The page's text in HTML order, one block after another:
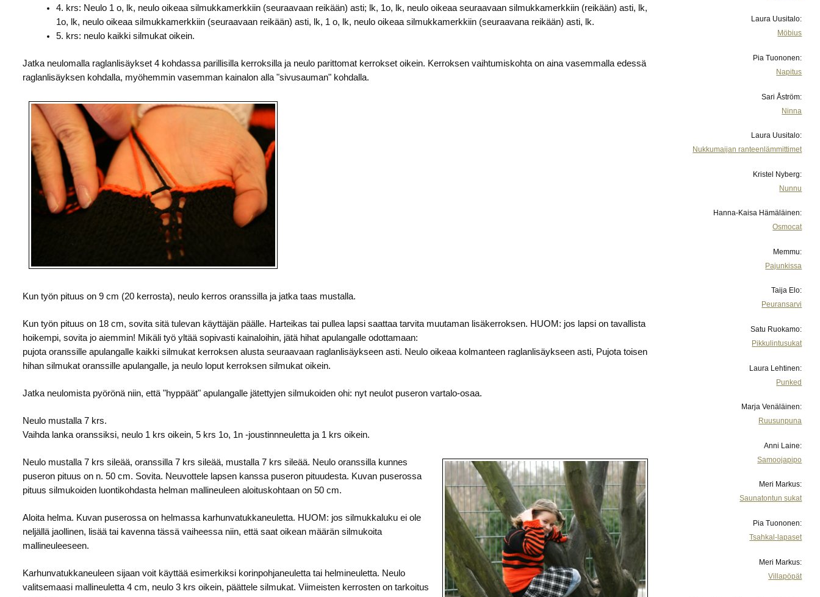
4. krs: Neulo 1 o, lk, neulo oikeaa silmukkamerkkiin (seuraavaan reikään) asti; lk, 1o, lk, neulo oikeaa seuraavaan silmukkamerkkiin (reikään) asti, lk,
1o, lk, neulo oikeaa silmukkamerkkiin (seuraavaan reikään) asti, lk, 1 o, lk, neulo oikeaa silmukkamerkkiin (seuraavana reikään) asti, lk.
5. krs: neulo kaikki silmukat oikein.
Jatka neulomalla raglanlisäykset 4 kohdassa parillisilla kerroksilla ja neulo parittomat kerrokset oikein. Kerroksen vaihtumiskohta on aina vasemmalla edessä
raglanlisäyksen kohdalla, myöhemmin vasemman kainalon alla "sivusauman" kohdalla.
Kun työn pituus on 9 cm (20 kerrosta), neulo kerros oranssilla ja jatka taas mustalla.
Kun työn pituus on 18 cm, sovita sitä tulevan käyttäjän päälle. Harteikas tai pullea lapsi saattaa tarvita muutaman lisäkerroksen. HUOM: jos lapsi on tavallista
hoikempi, sovita jo aiemmin! Mikäli työ yltää sopivasti kainaloihin, jätä hihat apulangalle odottamaan:
pujota oranssille apulangalle kaikki silmukat kerroksen alusta seuraavaan raglanlisäykseen asti. Neulo oikeaa kolmanteen raglanlisäykseen asti, Pujota toisen
hihan silmukat oranssille apulangalle, ja neulo loput kerroksen silmukat oikein.
Jatka neulomista pyörönä niin, että "hyppäät" apulangalle jätettyjen silmukoiden ohi: nyt neulot puseron vartalo-osaa.
Neulo mustalla 7 krs.
Vaihda lanka oranssiksi, neulo 1 krs oikein, 5 krs 1o, 1n -joustinnneuletta ja 1 krs oikein.
Neulo mustalla 7 krs sileää, oranssilla 7 krs sileää, mustalla 7 krs sileää. Neulo oranssilla kunnes
puseron pituus on n. 50 cm. Sovita. Neuvottele lapsen kanssa puseron pituudesta. Kuvan puserossa
pituus silmukoiden luontikohdasta helman mallineuleen aloituskohtaan on 50 cm.
Aloita helma. Kuvan puserossa on helmassa karhunvatukkaneuletta. HUOM: jos silmukkaluku ei ole
neljällä jaollinen, lisää tai kavenna tässä vaiheessa niin, että saat oikean määrän silmukoita
mallineuleeseen.
Karhunvatukkaneuleen sijaan voit käyttää esimerkiksi korinpohjaneuletta tai helmineuletta. Neulo
valitsemaasi mallineuletta 4 cm, neulo 3 krs oikein, päättele silmukat. Viimeisten kerrosten on tarkoitus
Laura Uusitalo:
Möbius
Pia Tuononen:
Napitus
Sari Åström:
Ninna
Laura Uusitalo:
Nukkumaijan ranteenlämmittimet
Kristel Nyberg:
Nunnu
Hanna-Kaisa Hämäläinen:
Osmocat
Memmu:
Pajunkissa
Taija Elo:
Peuransarvi
Satu Ruokamo:
Pikkulintusukat
Laura Lehtinen:
Punked
Marja Venäläinen:
Ruusunpuna
Anni Laine:
Samoojapipo
Meri Markus:
Saunatontun sukat
Pia Tuononen:
Tsahkal-lapaset
Meri Markus:
Villapöpät